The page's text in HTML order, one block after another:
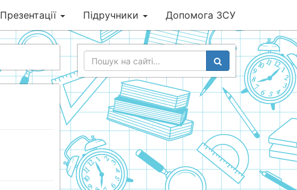
Презентації Підручники Допомога ЗСУ